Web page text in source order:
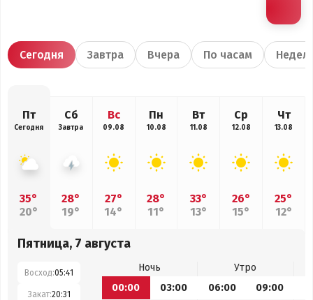
Сегодня Завтра Вчера По часам
Пт
Сегодня
35°
20°
Сб
Завтра
28°
19°
Вс
09.08
27°
14°
Пн
10.08
28°
11°
Вт
11.08
33°
13°
Ср
12.08
26°
15°
Чт
13.08
25°
12°
Пятница, 7 августа
Восход:05:41
Закат:20:31
Ночь
Утро
00:00
03:00 06:00 09:00